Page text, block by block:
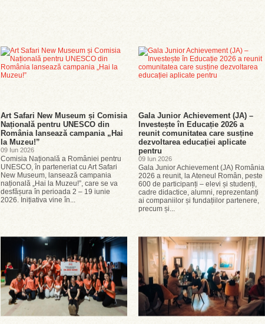
Art Safari New Museum și Comisia
Națională pentru UNESCO din
România lansează campania „Hai
la Muzeu!”
09 Iun 2026
Comisia Națională a României pentru
UNESCO, în parteneriat cu Art Safari
New Museum, lansează campania
națională „Hai la Muzeu!”, care se va
desfășura în perioada 2 – 19 iunie
2026. Inițiativa vine în...
Gala Junior Achievement (JA) –
Investește în Educație 2026 a
reunit comunitatea care susține
dezvoltarea educației aplicate
pentru
09 Iun 2026
Gala Junior Achievement (JA) România
2026 a reunit, la Ateneul Român, peste
600 de participanți – elevi și studenți,
cadre didactice, alumni, reprezentanți
ai companiilor și fundațiilor partenere,
precum și...